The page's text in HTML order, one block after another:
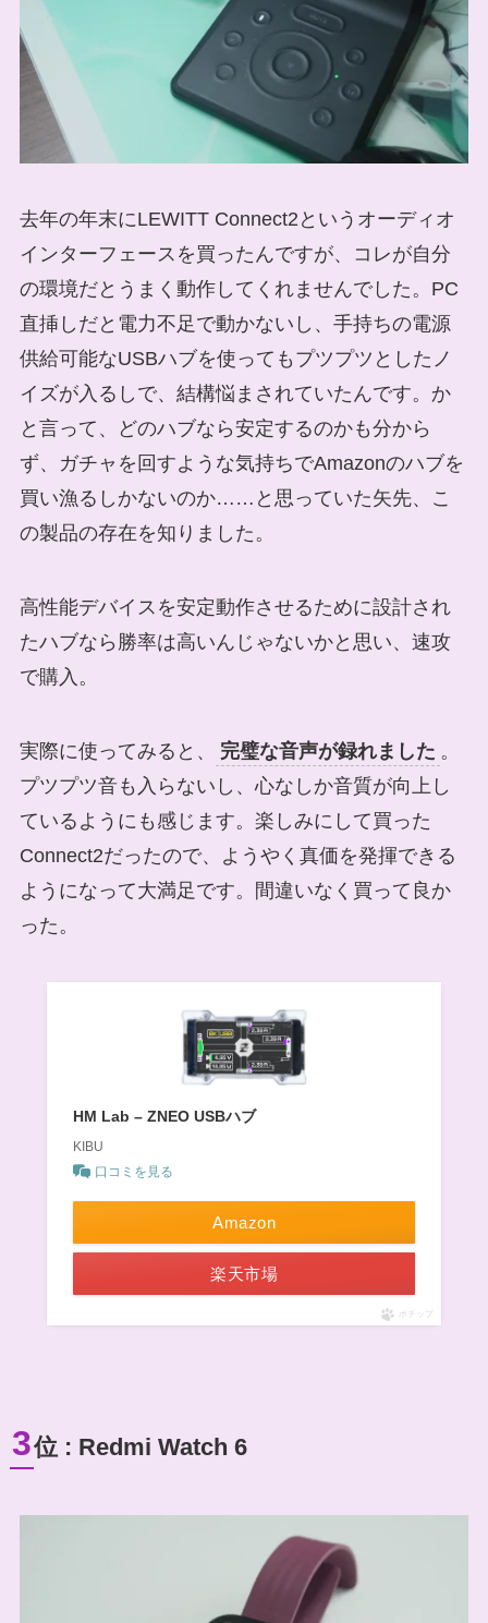
去年の年末にLEWITT Connect2というオーディオ
インターフェースを買ったんですが、コレが自分
の環境だとうまく動作してくれませんでした。PC
直挿しだと電力不足で動かないし、手持ちの電源
供給可能なUSBハブを使ってもプツプツとしたノ
イズが入るしで、結構悩まされていたんです。か
と言って、どのハブなら安定するのかも分から
ず、ガチャを回すような気持ちでAmazonのハブを
買い漁るしかないのか……と思っていた矢先、こ
の製品の存在を知りました。
高性能デバイスを安定動作させるために設計され
たハブなら勝率は高いんじゃないかと思い、速攻
で購入。
実際に使ってみると、 完璧な音声が録れました 。
プツプツ音も入らないし、心なしか音質が向上し
ているようにも感じます。楽しみにして買った
Connect2だったので、ようやく真価を発揮できる
ようになって大満足です。間違いなく買って良か
った。
HM Lab – ZNEO USBハブ
KIBU
口コミを見る
Amazon
楽天市場
ポチップ
3位 : Redmi Watch 6